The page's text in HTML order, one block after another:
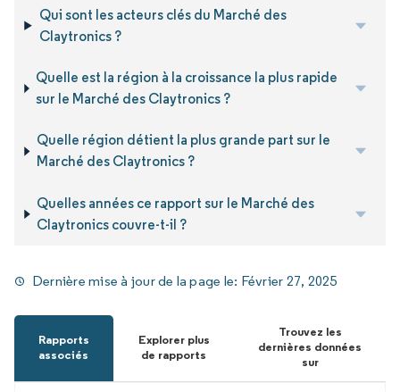
Qui sont les acteurs clés du Marché des
Claytronics ?
Quelle est la région à la croissance la plus rapide
sur le Marché des Claytronics ?
Quelle région détient la plus grande part sur le
Marché des Claytronics ?
Quelles années ce rapport sur le Marché des
Claytronics couvre-t-il ?
Dernière mise à jour de la page le: Février 27, 2025
Rapports
associés
Explorer plus
de rapports
Trouvez les
dernières données
sur